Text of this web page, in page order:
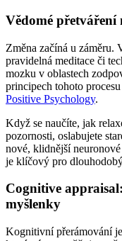
Vědomé
Změna začíná u záměru.
pravidelná meditace či
mozku v oblastech
principech tohoto
Positive Psychology.
Když se naučíte, jak
pozornosti, oslabujete
nové, klidnější
je klíčový pro
Cognitive
myšlenky
Kognitivní přerámování